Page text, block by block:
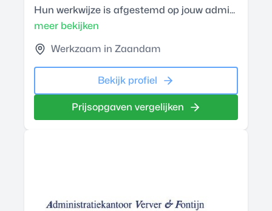
Hun werkwijze is afgestemd op jouw admi...
meer bekijken
Werkzaam in Zaandam
Bekijk profiel
Prijsopgaven vergelijken